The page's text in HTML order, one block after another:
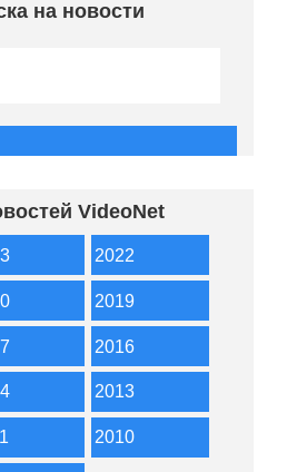
на новости
VideoNet
2022
2019
2016
2013
2010